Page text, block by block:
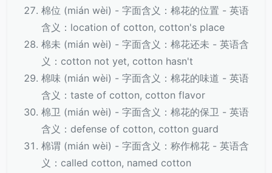
棉位 (mián wèi) - 字面含义：棉花的位置 - 英语
含义：location of cotton, cotton's place
棉未 (mián wèi) - 字面含义：棉花还未 - 英语含
义：cotton not yet, cotton hasn't
棉味 (mián wèi) - 字面含义：棉花的味道 - 英语
含义：taste of cotton, cotton flavor
棉卫 (mián wèi) - 字面含义：棉花的保卫 - 英语
含义：defense of cotton, cotton guard
棉谓 (mián wèi) - 字面含义：称作棉花 - 英语含
义：called cotton, named cotton